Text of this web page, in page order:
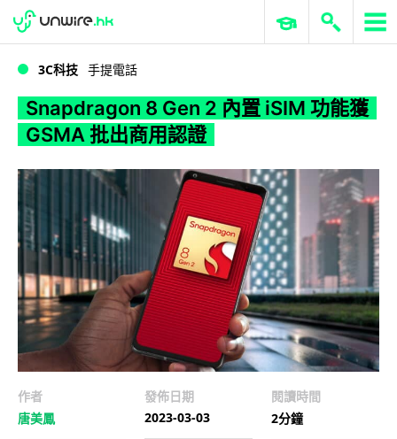
WWDC 2026 ERP 與商業 AI
3C科技 手提電話
Snapdragon 8 Gen 2 內置 iSIM 功能獲
GSMA 批出商用認證
作者
唐美鳳
發佈日期
2023-03-03
閱讀時間
2分鐘